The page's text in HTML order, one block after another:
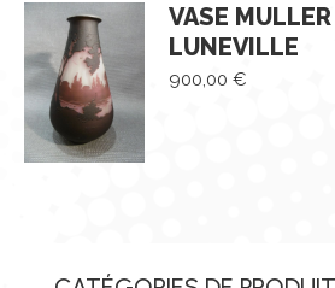
VASE MULLER
LUNEVILLE
900,00 €